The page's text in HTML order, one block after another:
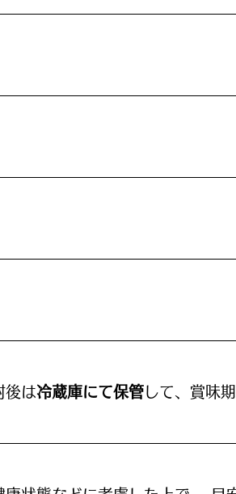
後は冷蔵庫にて保管して、賞味